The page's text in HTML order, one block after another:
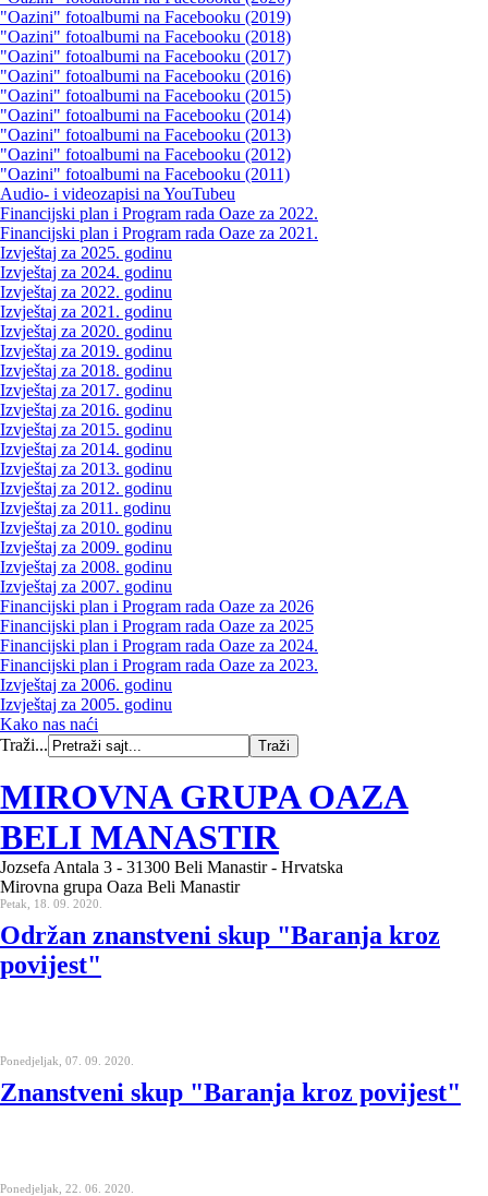
"Oazini" fotoalbumi na Facebooku (2019)
"Oazini" fotoalbumi na Facebooku (2018)
"Oazini" fotoalbumi na Facebooku (2017)
"Oazini" fotoalbumi na Facebooku (2016)
"Oazini" fotoalbumi na Facebooku (2015)
"Oazini" fotoalbumi na Facebooku (2014)
"Oazini" fotoalbumi na Facebooku (2013)
"Oazini" fotoalbumi na Facebooku (2012)
"Oazini" fotoalbumi na Facebooku (2011)
Audio- i videozapisi na YouTubeu
Financijski plan i Program rada Oaze za 2022.
Financijski plan i Program rada Oaze za 2021.
Izvještaj za 2025. godinu
Izvještaj za 2024. godinu
Izvještaj za 2022. godinu
Izvještaj za 2021. godinu
Izvještaj za 2020. godinu
Izvještaj za 2019. godinu
Izvještaj za 2018. godinu
Izvještaj za 2017. godinu
Izvještaj za 2016. godinu
Izvještaj za 2015. godinu
Izvještaj za 2014. godinu
Izvještaj za 2013. godinu
Izvještaj za 2012. godinu
Izvještaj za 2011. godinu
Izvještaj za 2010. godinu
Izvještaj za 2009. godinu
Izvještaj za 2008. godinu
Izvještaj za 2007. godinu
Financijski plan i Program rada Oaze za 2026
Financijski plan i Program rada Oaze za 2025
Financijski plan i Program rada Oaze za 2024.
Financijski plan i Program rada Oaze za 2023.
Izvještaj za 2006. godinu
Izvještaj za 2005. godinu
Kako nas naći
Traži...
MIROVNA GRUPA OAZA
BELI MANASTIR
Jozsefa Antala 3 - 31300 Beli Manastir - Hrvatska
Mirovna grupa Oaza Beli Manastir
Petak, 18. 09. 2020.
Održan znanstveni skup "Baranja kroz
povijest"
Ponedjeljak, 07. 09. 2020.
Znanstveni skup "Baranja kroz povijest"
Ponedjeljak, 22. 06. 2020.